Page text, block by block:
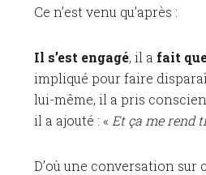
Ce n’est venu qu’après :
Il s’est engagé, il a fait
impliqué pour faire
lui-même, il a pris
il a ajouté : « Et ça me rend
D’où une conversation sur